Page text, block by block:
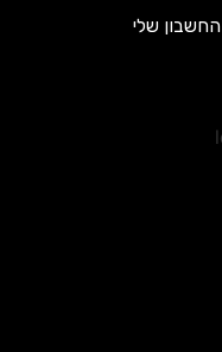
החשבון שלי